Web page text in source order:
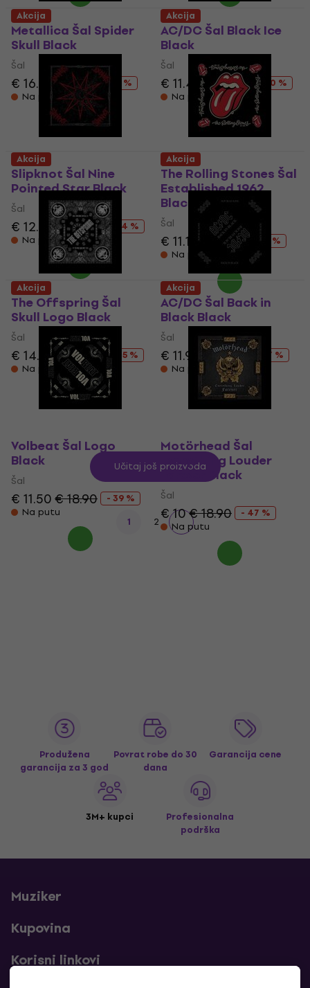
Metallica Šal Spider
Skull Black
Šal
€ 16.10 € 18.90
- 15 %
Na putu
AC/DC Šal Black Ice
Black
Šal
€ 11.40 € 18.90
- 40 %
Na putu
Akcija
Slipknot Šal Nine
Pointed Star Black
Šal
€ 12.50€ 18.90
- 34 %
Na putu
Akcija
The Rolling Stones Šal
Established 1962
Black
Šal
€ 11.10 € 18.90
- 41 %
Na putu
Akcija
The Offspring Šal
Skull Logo Black
Šal
€ 14.20 € 18.90
- 25 %
Na putu
Akcija
AC/DC Šal Back in
Black Black
Šal
€ 11.90€ 18.90
- 37 %
Na putu
Akcija
Volbeat Šal Logo
Black
Šal
€ 11.50€ 18.90
- 39 %
Na putu
Akcija
Motörhead Šal
Everything Louder
Forever Black
Šal
€ 10€ 18.90
- 47 %
Na putu
Učitaj još proizvoda
1 2
Produžena
garancija za 3 god
Povrat robe do 30
dana
Garancija cene
3M+ kupci
Profesionalna
podrška
Muziker
Kupovina
Korisni linkovi